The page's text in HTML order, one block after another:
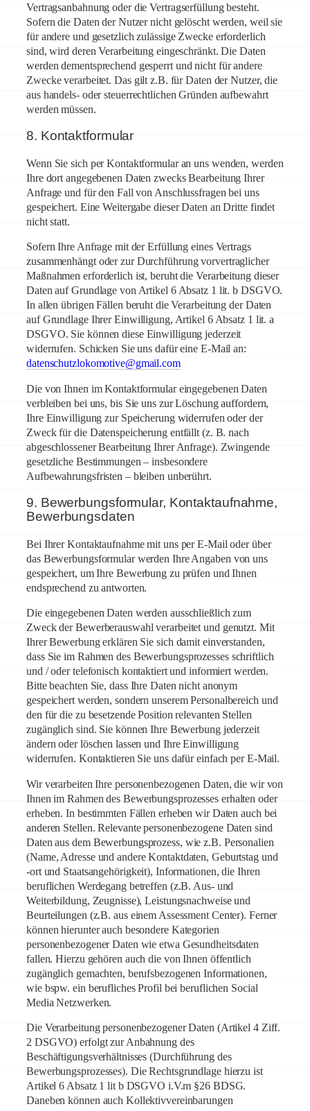
Vertragsanbahnung oder die Vertragserfüllung besteht.
Sofern die Daten der Nutzer nicht gelöscht werden, weil sie
für andere und gesetzlich zulässige Zwecke erforderlich
sind, wird deren Verarbeitung eingeschränkt. Die Daten
werden dementsprechend gesperrt und nicht für andere
Zwecke verarbeitet. Das gilt z.B. für Daten der Nutzer, die
aus handels- oder steuerrechtlichen Gründen aufbewahrt
werden müssen.
8. Kontaktformular
Wenn Sie sich per Kontaktformular an uns wenden, werden
Ihre dort angegebenen Daten zwecks Bearbeitung Ihrer
Anfrage und für den Fall von Anschlussfragen bei uns
gespeichert. Eine Weitergabe dieser Daten an Dritte findet
nicht statt.
Sofern Ihre Anfrage mit der Erfüllung eines Vertrags
zusammenhängt oder zur Durchführung vorvertraglicher
Maßnahmen erforderlich ist, beruht die Verarbeitung dieser
Daten auf Grundlage von Artikel 6 Absatz 1 lit. b DSGVO.
In allen übrigen Fällen beruht die Verarbeitung der Daten
auf Grundlage Ihrer Einwilligung, Artikel 6 Absatz 1 lit. a
DSGVO. Sie können diese Einwilligung jederzeit
widerrufen. Schicken Sie uns dafür eine E-Mail an:
datenschutzlokomotive@gmail.com
Die von Ihnen im Kontaktformular eingegebenen Daten
verbleiben bei uns, bis Sie uns zur Löschung auffordern,
Ihre Einwilligung zur Speicherung widerrufen oder der
Zweck für die Datenspeicherung entfällt (z. B. nach
abgeschlossener Bearbeitung Ihrer Anfrage). Zwingende
gesetzliche Bestimmungen – insbesondere
Aufbewahrungsfristen – bleiben unberührt.
9. Bewerbungsformular, Kontaktaufnahme,
Bewerbungsdaten
Bei Ihrer Kontaktaufnahme mit uns per E-Mail oder über
das Bewerbungsformular werden Ihre Angaben von uns
gespeichert, um Ihre Bewerbung zu prüfen und Ihnen
endsprechend zu antworten.
Die eingegebenen Daten werden ausschließlich zum
Zweck der Bewerberauswahl verarbeitet und genutzt. Mit
Ihrer Bewerbung erklären Sie sich damit einverstanden,
dass Sie im Rahmen des Bewerbungsprozesses schriftlich
und / oder telefonisch kontaktiert und informiert werden.
Bitte beachten Sie, dass Ihre Daten nicht anonym
gespeichert werden, sondern unserem Personalbereich und
den für die zu besetzende Position relevanten Stellen
zugänglich sind. Sie können Ihre Bewerbung jederzeit
ändern oder löschen lassen und Ihre Einwilligung
widerrufen. Kontaktieren Sie uns dafür einfach per E-Mail.
Wir verarbeiten Ihre personenbezogenen Daten, die wir von
Ihnen im Rahmen des Bewerbungsprozesses erhalten oder
erheben. In bestimmten Fällen erheben wir Daten auch bei
anderen Stellen. Relevante personenbezogene Daten sind
Daten aus dem Bewerbungsprozess, wie z.B. Personalien
(Name, Adresse und andere Kontaktdaten, Geburtstag und
-ort und Staatsangehörigkeit), Informationen, die Ihren
beruflichen Werdegang betreffen (z.B. Aus- und
Weiterbildung, Zeugnisse), Leistungsnachweise und
Beurteilungen (z.B. aus einem Assessment Center). Ferner
können hierunter auch besondere Kategorien
personenbezogener Daten wie etwa Gesundheitsdaten
fallen. Hierzu gehören auch die von Ihnen öffentlich
zugänglich gemachten, berufsbezogenen Informationen,
wie bspw. ein berufliches Profil bei beruflichen Social
Media Netzwerken.
Die Verarbeitung personenbezogener Daten (Artikel 4 Ziff.
2 DSGVO) erfolgt zur Anbahnung des
Beschäftigungsverhältnisses (Durchführung des
Bewerbungsprozesses). Die Rechtsgrundlage hierzu ist
Artikel 6 Absatz 1 lit b DSGVO i.V.m §26 BDSG.
Daneben können auch Kollektivvereinbarungen